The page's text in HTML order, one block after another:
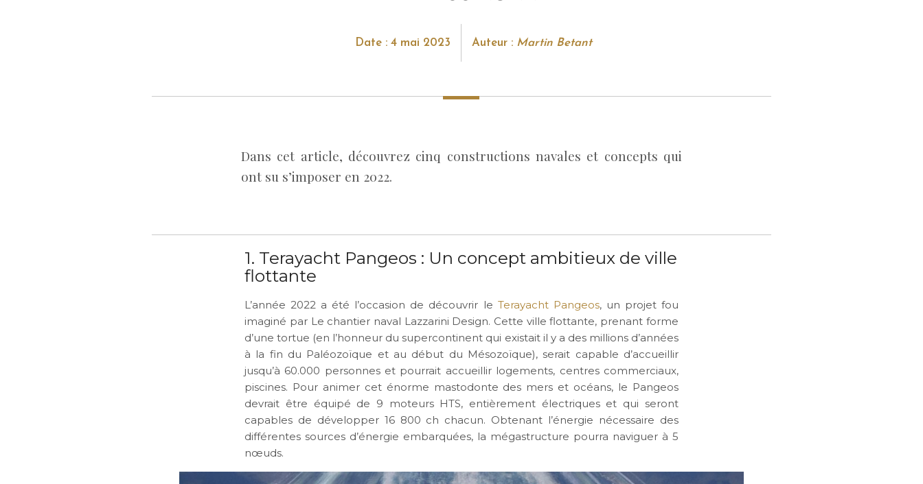
Date : 4 mai 2023 Auteur : Martin Betant
Dans cet article, découvrez cinq constructions navales et concepts qui
ont su s’imposer en 2022.
1. Terayacht Pangeos : Un concept ambitieux de ville
flottante
L’année 2022 a été l’occasion de découvrir le Terayacht Pangeos, un projet fou
imaginé par Le chantier naval Lazzarini Design. Cette ville flottante, prenant forme
d’une tortue (en l’honneur du supercontinent qui existait il y a des millions d’années
à la fin du Paléozoïque et au début du Mésozoïque), serait capable d’accueillir
jusqu’à 60.000 personnes et pourrait accueillir logements, centres commerciaux,
piscines. Pour animer cet énorme mastodonte des mers et océans, le Pangeos
devrait être équipé de 9 moteurs HTS, entièrement électriques et qui seront
capables de développer 16 800 ch chacun. Obtenant l’énergie nécessaire des
différentes sources d’énergie embarquées, la mégastructure pourra naviguer à 5
nœuds.